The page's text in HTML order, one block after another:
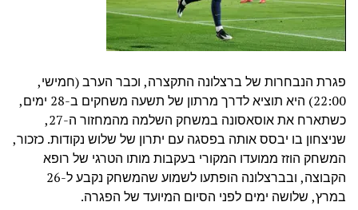
פגרת הנבחרות של ברצלונה התקצרה, וכבר הערב (חמישי,
22:00) היא תוציא לדרך מרתון של תשעה משחקים ב-28 ימים,
כשתארח את אוסאסונה במשחק השלמה מהמחזור ה-27,
שניצחון בו יבסס אותה בפסגה עם יתרון של שלוש נקודות. כזכור,
המשחק הוזז ממועדו המקורי בעקבות מותו הטרגי של רופא
הקבוצה, ובברצלונה הופתעו לשמוע שהמשחק נקבע ל-26
במרץ, שלושה ימים לפני הסיום המיועד של הפגרה.